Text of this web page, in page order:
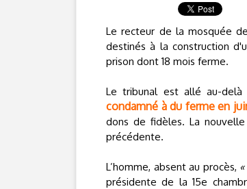
Le recteur de la mosquée
destinés à la construction
prison dont 18 mois ferme.
Le tribunal est allé au-
condamné à du ferme en
dons de fidèles. La
précédente.
L’homme, absent au procès,
présidente de la 15e